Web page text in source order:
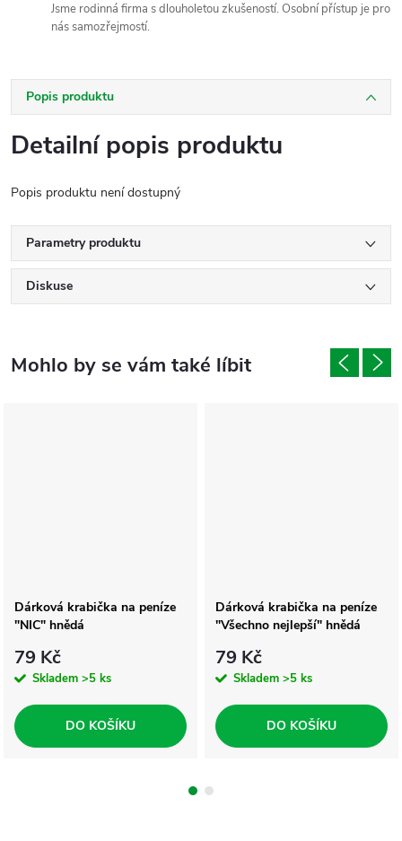
Jsme rodinná firma s dlouholetou zkušeností. Osobní přístup je pro
nás samozřejmostí.
Popis produktu
Detailní popis produktu
Popis produktu není dostupný
Parametry produktu
Diskuse
Dárková krabička na peníze
"NIC" hnědá
79 Kč
Skladem >5 ks
DO KOŠÍKU
Dárková krabička na peníze
"Všechno nejlepší" hnědá
79 Kč
Skladem >5 ks
DO KOŠÍKU